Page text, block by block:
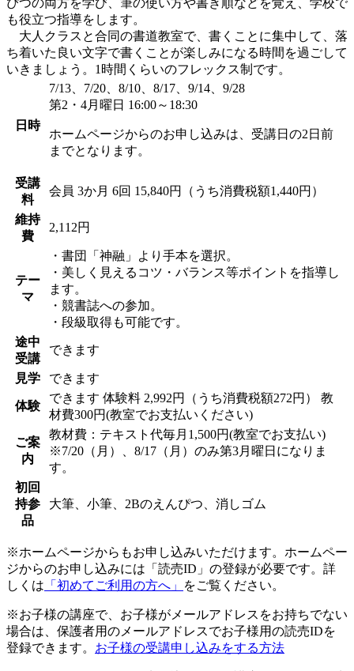
も役立つ指導をします。
大人クラスと合同の書道教室で、書くことに集中して、落
ち着いた良い文字で書くことが楽しみになる時間を過ごして
いきましょう。1時間くらいのフレックス制です。
日時
7/13、7/20、8/10、8/17、9/14、9/28
第2・4月曜日 16:00～18:30
ホームページからのお申し込みは、受講日の2日前
までとなります。
受講
料
会員 3か月 6回 15,840円（うち消費税額1,440円）
維持
費
2,112円
テー
マ
・書団「神融」より手本を選択。
・美しく見えるコツ・バランス等ポイントを指導し
ます。
・競書誌への参加。
・段級取得も可能です。
途中
受講
できます
見学 できます
体験
できます 体験料 2,992円（うち消費税額272円） 教
材費300円(教室でお支払いください)
ご案
内
教材費：テキスト代毎月1,500円(教室でお支払い)
※7/20（月）、8/17（月）のみ第3月曜日になりま
す。
初回
持参
品
大筆、小筆、2Bのえんぴつ、消しゴム
※ホームページからもお申し込みいただけます。ホームペー
ジからのお申し込みには「読売ID」の登録が必要です。詳
しくは 「初めてご利用の方へ」 をご覧ください。
※お子様の講座で、お子様がメールアドレスをお持ちでない
場合は、保護者用のメールアドレスでお子様用の読売IDを
登録できます。 お子様の受講申し込みをする方法